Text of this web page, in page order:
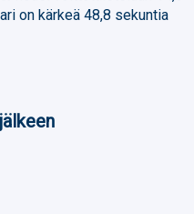
on kärkeä 48,8 sekuntia